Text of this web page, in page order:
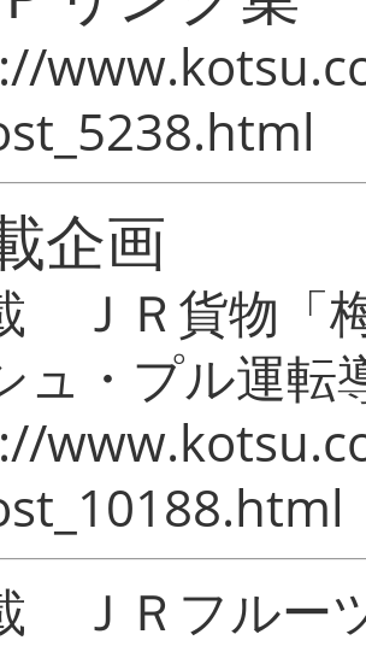
企画
ＪＲ貨物「
ュ・プル運転
ＪＲフルー